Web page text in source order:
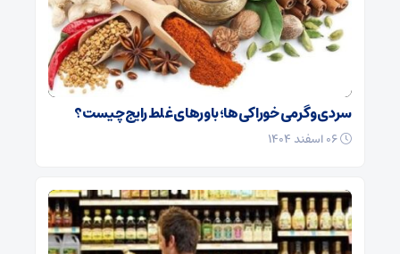
سردی و گرمی خوراکی‌ها؛ باورهای غلط رایج چیست؟